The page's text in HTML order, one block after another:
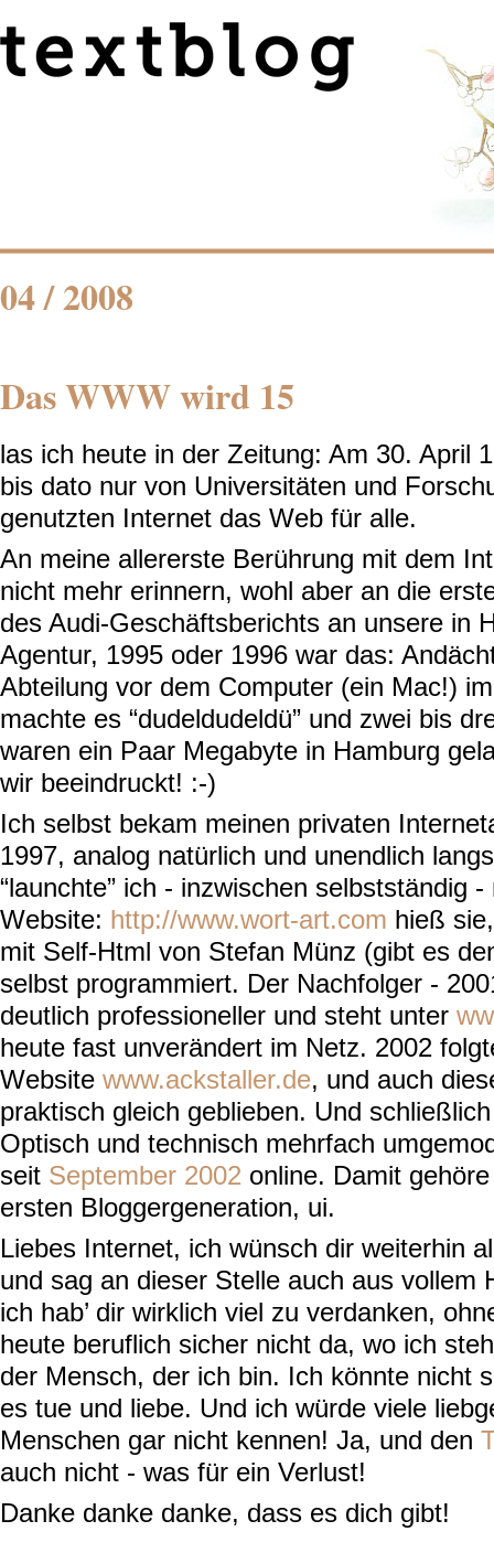
04 / 2008
Das WWW wird 15
las ich heute in der Zeitung: Am 30. April
bis dato nur von Universitäten und
genutzten Internet das Web für alle.
An meine allererste Berührung mit dem
nicht mehr erinnern, wohl aber an die
des Audi-Geschäftsberichts an unsere in
Agentur, 1995 oder 1996 war das:
Abteilung vor dem Computer (ein Mac!)
machte es “dudeldudeldü” und zwei bis
waren ein Paar Megabyte in Hamburg
wir beeindruckt! :-)
Ich selbst bekam meinen privaten
1997, analog natürlich und unendlich
“launchte” ich - inzwischen selbstständig
Website: http://www.wort-art.com hieß
mit Self-Html von Stefan Münz (gibt es
selbst programmiert. Der Nachfolger -
deutlich professioneller und steht unter
heute fast unverändert im Netz. 2002
Website www.ackstaller.de, und auch
praktisch gleich geblieben. Und
Optisch und technisch mehrfach
seit September 2002 online. Damit
ersten Bloggergeneration, ui.
Liebes Internet, ich wünsch dir weiterhin
und sag an dieser Stelle auch aus vollem
ich hab’ dir wirklich viel zu verdanken,
heute beruflich sicher nicht da, wo ich
der Mensch, der ich bin. Ich könnte nicht
es tue und liebe. Und ich würde viele
Menschen gar nicht kennen! Ja, und den
auch nicht - was für ein Verlust!
Danke danke danke, dass es dich gibt!